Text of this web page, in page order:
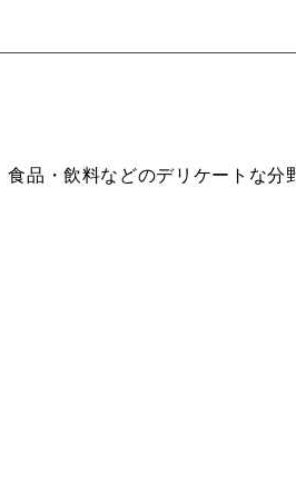
品・飲料などのデリケートな分